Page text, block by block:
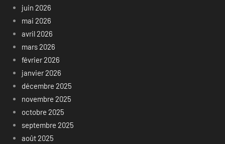
juin 2026
mai 2026
avril 2026
mars 2026
février 2026
janvier 2026
décembre 2025
novembre 2025
octobre 2025
septembre 2025
août 2025